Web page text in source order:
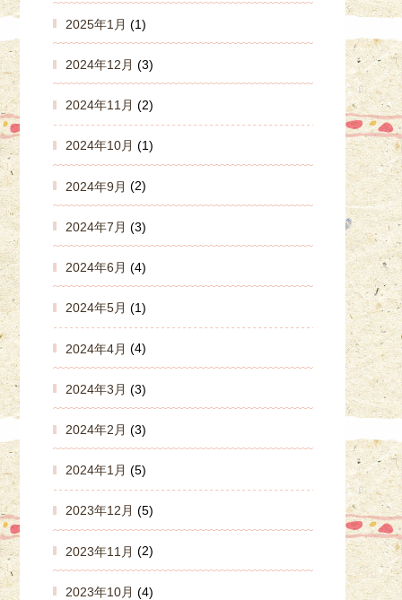
2025年1月 (1)
2024年12月 (3)
2024年11月 (2)
2024年10月 (1)
2024年9月 (2)
2024年7月 (3)
2024年6月 (4)
2024年5月 (1)
2024年4月 (4)
2024年3月 (3)
2024年2月 (3)
2024年1月 (5)
2023年12月 (5)
2023年11月 (2)
2023年10月 (4)